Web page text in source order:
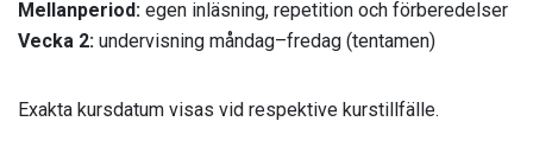
Mellanperiod: egen inläsning, repetition och förberedelser
Vecka 2: undervisning måndag–fredag (tentamen)
Exakta kursdatum visas vid respektive kurstillfälle.